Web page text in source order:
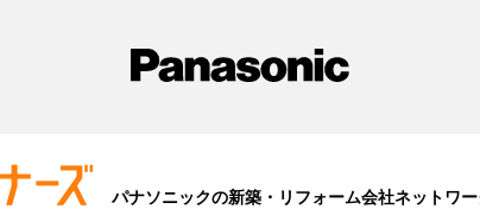
パナソニックの新築・リフォーム会社ネットワー